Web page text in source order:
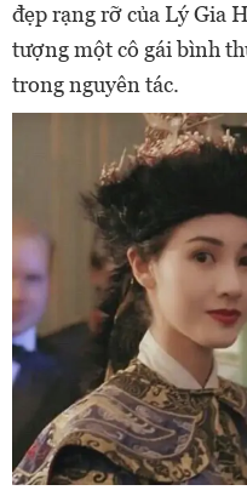
đẹp rạng rỡ của Lý Gia
tượng một cô gái bình
trong nguyên tác.